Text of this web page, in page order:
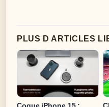
PLUS D ARTICLES